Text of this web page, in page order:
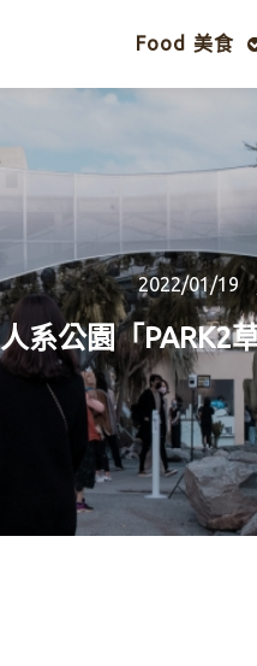
Food 美食
2022/01/19
系公園「PARK2